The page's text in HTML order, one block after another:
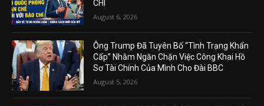
CHÍ
August 6, 2026
Ông Trump Đã Tuyên Bố “Tình Trạng Khẩn
Cấp” Nhằm Ngăn Chặn Việc Công Khai Hồ
Sơ Tài Chính Của Mình Cho Đài BBC
August 5, 2026